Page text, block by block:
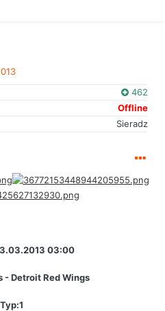
462
Offline
Sieradz
03:00
- Detroit Red Wings
Typ:1